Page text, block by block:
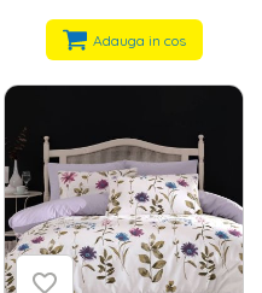
Adauga in cos